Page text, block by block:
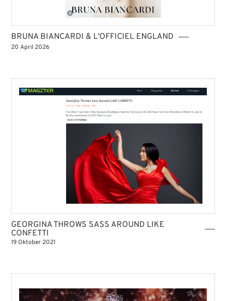
STORE PARIS
STORE ISTANBUL
BRUNA BIANCARDI & L'OFFICIEL ENGLAND
20 April 2026
GEORGINA THROWS SASS AROUND LIKE
CONFETTI
19 Oktober 2021